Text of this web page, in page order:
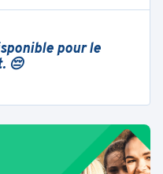
pour le
😔